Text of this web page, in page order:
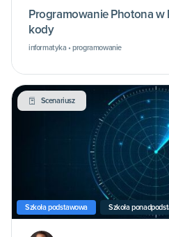
Programowanie Photona w
kody
informatyka • programowanie
Scenariusz
Szkoła podstawowa Szkoła